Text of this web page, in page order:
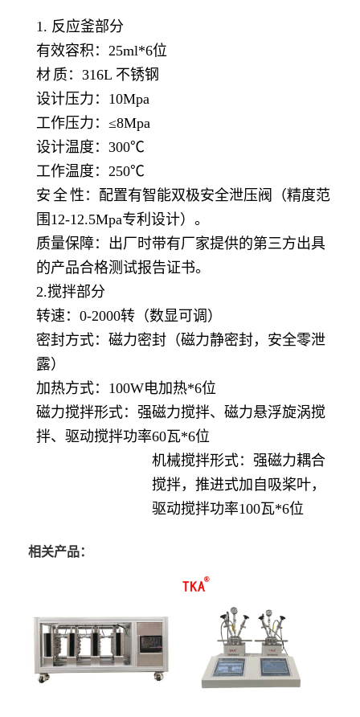
1. 反应釜部分
有效容积：25ml*6位
材 质： 316L 不锈钢
设计压力：10Mpa
工作压力： ≤8Mpa
设计温度：300℃
工作温度：250℃
安 全性：配置有智能双极安全泄压阀（精度范
围12-12.5Mpa专利设计）。
质量保障：出厂时带有厂家提供的第三方出具
的产品合格测试报告证书。
2.搅拌部分
转速： 0-2000转（数显可调）
密封方式：磁力密封（磁力静密封，安全零泄
露）
加热方式：100W电加热*6位
磁力搅拌形式：强磁力搅拌、磁力悬浮旋涡搅
拌、驱动搅拌功率60瓦*6位
机械搅拌形式：强磁力耦合
搅拌，推进式加自吸桨叶，
驱动搅拌功率100瓦*6位
相关产品：